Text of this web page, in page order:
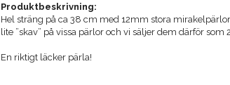
Produktbeskrivning:
Hel sträng på ca 38 cm med 12mm stora
lite ”skav” på vissa pärlor och vi säljer dem därför som
En riktigt läcker pärla!